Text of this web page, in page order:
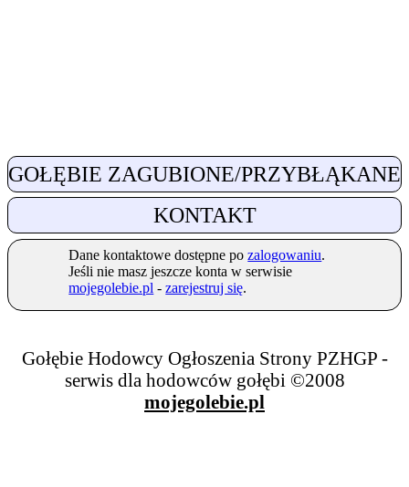
GOŁĘBIE ZAGUBIONE/PRZYBŁĄKANE
KONTAKT
Dane kontaktowe dostępne pozalogowaniu.
Jeśli nie masz jeszcze konta w serwisie
mojegolebie.pl -zarejestruj się.
Gołębie Hodowcy Ogłoszenia Strony PZHGP -
serwis dla hodowców gołębi ©2008
mojegolebie.pl